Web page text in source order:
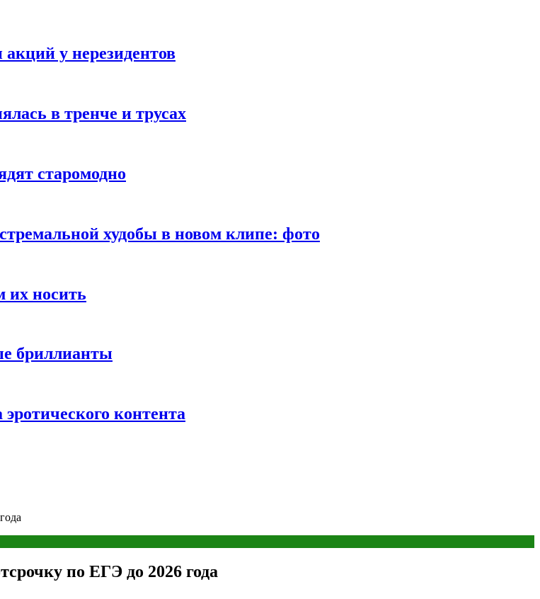
у нерезидентов
в тренче и трусах
старомодно
худобы в новом клипе: фото
их носить
бриллианты
контента
по ЕГЭ до 2026 года